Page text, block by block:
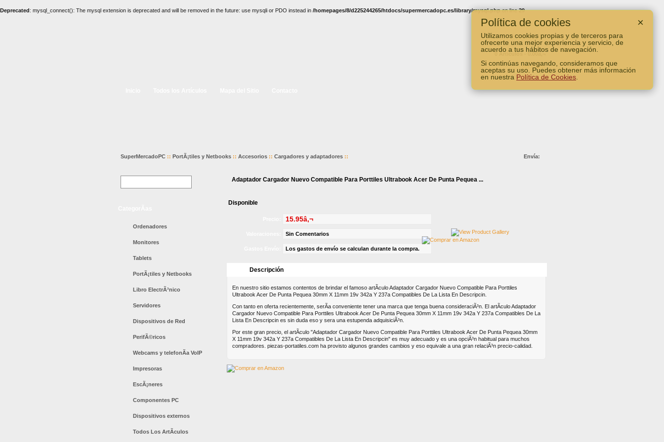
×
Política de cookies
Utilizamos cookies propias y de terceros para
ofrecerte una mejor experiencia y servicio, de
acuerdo a tus hábitos de navegación.
Si continúas navegando, consideramos que
aceptas su uso. Puedes obtener más información
en nuestra Política de Cookies
Deprecated: mysql_connect(): The mysql extension is deprecated and will be removed in the future: use mysqli or PDO instead in /homepages/8/d225244265/htdocs/supermercadopc.es/library/mysql.phpon line29
0 Artículos - 0.00â‚¬
Ver Carro
SuperMercadoPC :: PortÃ¡tiles y Netbooks :: Accesorios :: Cargadores y adaptadores :: Envía:
Ordenadores
Monitores
Tablets
PortÃ¡tiles y Netbooks
Libro ElectrÃ³nico
Servidores
Dispositivos de Red
PerifÃ©ricos
Webcams y telefonÃ­a VoIP
Impresoras
EscÃ¡neres
Componentes PC
Dispositivos externos
Todos Los ArtÃ­culos
Adaptador Cargador Nuevo Compatible Para Porttiles Ultrabook Acer De Punta Pequea ...
Disponible
15.95â‚¬
Sin Comentarios
Los gastos de envío se calculan durante la compra.
Descripción
En nuestro sitio estamos contentos de brindar el famoso artÃ­culo Adaptador Cargador Nuevo Compatible Para Porttiles
Ultrabook Acer De Punta Pequea 30mm X 11mm 19v 342a Y 237a Compatibles De La Lista En Descripcin.
Con tanto en oferta recientemente, serÃ­a conveniente tener una marca que tenga buena consideraciÃ³n. El artÃ­culo Adaptador
Cargador Nuevo Compatible Para Porttiles Ultrabook Acer De Punta Pequea 30mm X 11mm 19v 342a Y 237a Compatibles De La
Lista En Descripcin es sin duda eso y sera una estupenda adquisiciÃ³n.
Por este gran precio, el artÃ­culo "Adaptador Cargador Nuevo Compatible Para Porttiles Ultrabook Acer De Punta Pequea 30mm
X 11mm 19v 342a Y 237a Compatibles De La Lista En Descripcin" es muy adecuado y es una opciÃ³n habitual para muchos
compradores. piezas-portatiles.com ha provisto algunos grandes cambios y eso equivale a una gran relaciÃ³n precio-calidad.